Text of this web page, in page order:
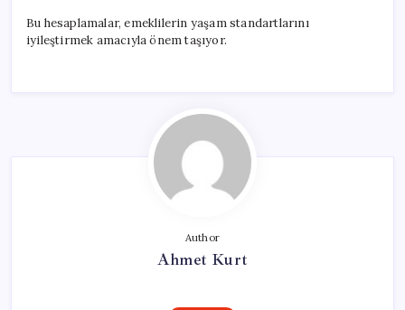
Bu hesaplamalar, emeklilerin yaşam standartlarını
iyileştirmek amacıyla önem taşıyor.
Author
Ahmet Kurt